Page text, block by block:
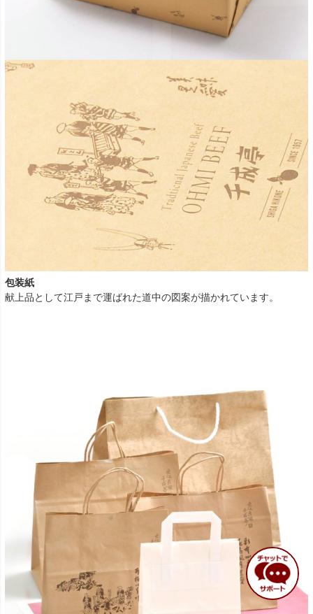
包装紙
献上品として江戸まで運ばれた道中の図案が描かれています。